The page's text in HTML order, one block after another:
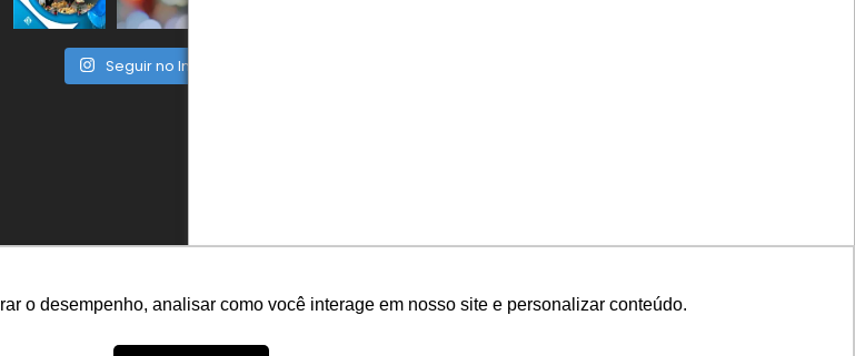
o desempenho, analisar como você interage em nosso site e personalizar conteúdo.
Seguir no Instagram